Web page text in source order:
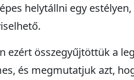
helytállni egy
ezért összegyűjtöttük a
és megmutatjuk azt,